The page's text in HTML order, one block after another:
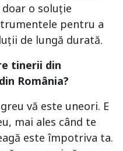
o soluție
pentru a
de lungă durată.
tinerii din
România?
vă este uneori. E
mai ales când te
este împotriva ta.